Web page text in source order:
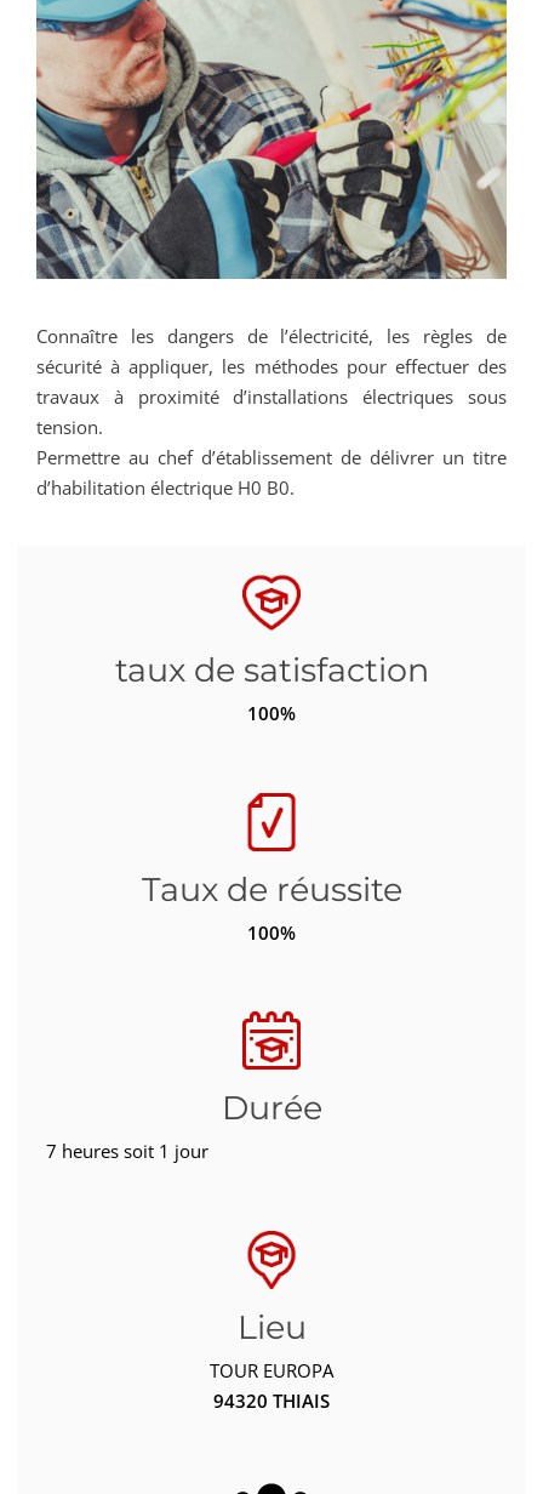
Connaître les dangers de l’électricité, les règles de
sécurité à appliquer, les méthodes pour effectuer des
travaux à proximité d’installations électriques sous
tension.
Permettre au chef d’établissement de délivrer un titre
d’habilitation électrique H0 B0.
taux de satisfaction
100%
Taux de réussite
100%
Durée
7 heures soit 1 jour
Lieu
TOUR EUROPA
94320 THIAIS